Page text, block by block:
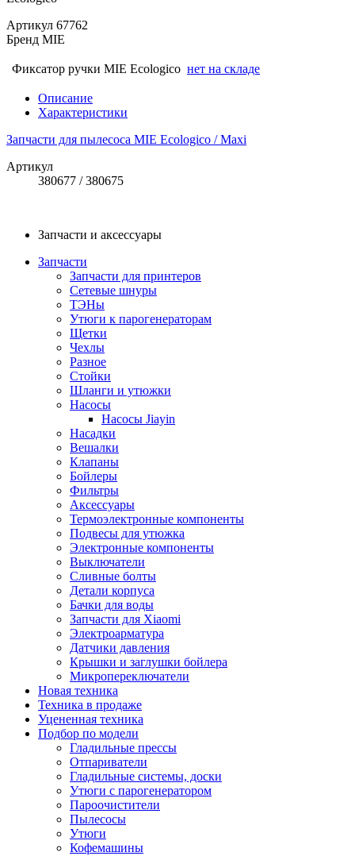
Артикул 67762
Бренд MIE
Фиксатор ручки MIE Ecologico нет на складе
Описание
Характеристики
Запчасти для пылесоса MIE Ecologico / Maxi
Артикул
380677 / 380675
Запчасти и аксессуары
Запчасти
Запчасти для принтеров
Сетевые шнуры
ТЭНы
Утюги к парогенераторам
Щетки
Чехлы
Разное
Стойки
Шланги и утюжки
Насосы
Насосы Jiayin
Насадки
Вешалки
Клапаны
Бойлеры
Фильтры
Аксессуары
Термоэлектронные компоненты
Подвесы для утюжка
Электронные компоненты
Выключатели
Сливные болты
Детали корпуса
Бачки для воды
Запчасти для Xiaomi
Электроарматура
Датчики давления
Крышки и заглушки бойлера
Микропереключатели
Новая техника
Техника в продаже
Уцененная техника
Подбор по модели
Гладильные прессы
Отпариватели
Гладильные системы, доски
Утюги с парогенератором
Пароочистители
Пылесосы
Утюги
Кофемашины